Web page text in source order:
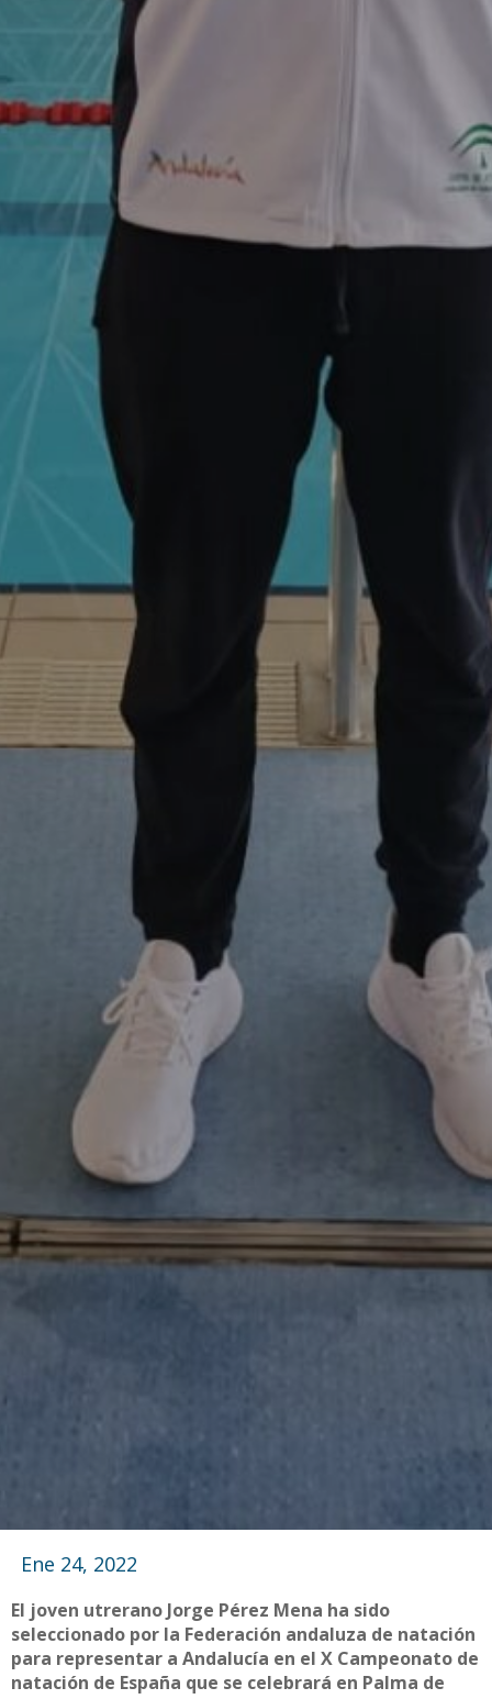
Ene 24, 2022
El joven utrerano Jorge Pérez Mena ha sido
seleccionado por la Federación andaluza de natación
para representar a Andalucía en el X Campeonato de
natación de España que se celebrará en Palma de